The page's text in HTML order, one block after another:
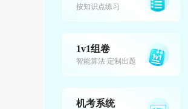
按知识点练习
1v1组卷
智能算法 定制出题
机考系统